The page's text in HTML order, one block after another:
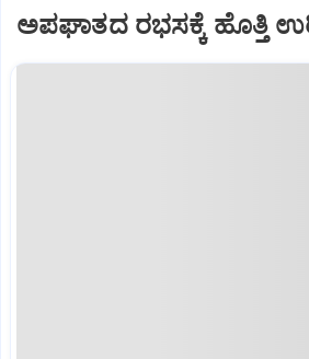
ಅಪಘಾತದ ರಭಸಕ್ಕೆ ಹೊತ್ತಿ